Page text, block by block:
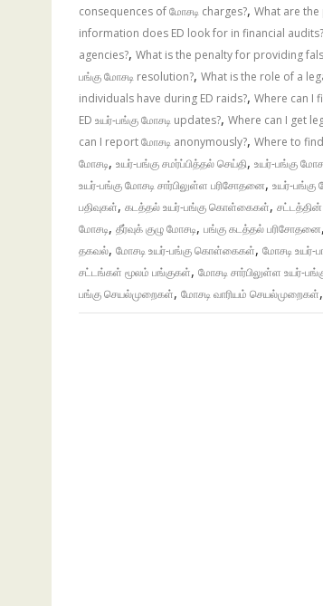
consequences of மோசடி charges?, What are the
information does ED look for in financial audits?
agencies?, What is the penalty for providing
பங்கு மோசடி resolution?, What is the role of a
individuals have during ED raids?, Where can I
ED உயர்-பங்கு மோசடி updates?, Where can I get
can I report மோசடி anonymously?, Where to
மோசடி, உயர்-பங்கு சமர்ப்பித்தல் செய்தி, உயர்-பங்கு
உயர்-பங்கு மோசடி சார்பிலுள்ள பரிசோதனை, உயர்-பங்கு
பதிவுகள், கடத்தல் உயர்-பங்கு கொள்கைகள், சட்டத்தின்
மோசடி, தீர்வுக் குழு மோசடி, பங்கு கடத்தல் பரிசோதனை,
தகவல், மோசடி உயர்-பங்கு கொள்கைகள், மோசடி உயர்-
சட்டங்கள் மூலம் பங்குகள், மோசடி சார்பிலுள்ள உயர்-
பங்கு செயல்முறைகள், மோசடி வாரியம் செயல்முறைகள்,